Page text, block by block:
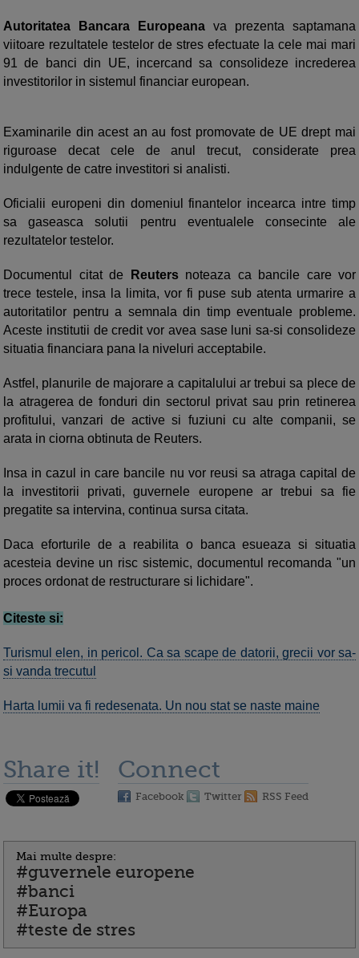
Autoritatea Bancara Europeana va prezenta saptamana
viitoare rezultatele testelor de stres efectuate la cele mai mari
91 de banci din UE, incercand sa consolideze increderea
investitorilor in sistemul financiar european.
Examinarile din acest an au fost promovate de UE drept mai
riguroase decat cele de anul trecut, considerate prea
indulgente de catre investitori si analisti.
Oficialii europeni din domeniul finantelor incearca intre timp
sa gaseasca solutii pentru eventualele consecinte ale
rezultatelor testelor.
Documentul citat de Reutersnoteaza ca bancile care vor
trece testele, insa la limita, vor fi puse sub atenta urmarire a
autoritatilor pentru a semnala din timp eventuale probleme.
Aceste institutii de credit vor avea sase luni sa-si consolideze
situatia financiara pana la niveluri acceptabile.
Astfel, planurile de majorare a capitalului ar trebui sa plece de
la atragerea de fonduri din sectorul privat sau prin retinerea
profitului, vanzari de active si fuziuni cu alte companii, se
arata in ciorna obtinuta de Reuters.
Insa in cazul in care bancile nu vor reusi sa atraga capital de
la investitorii privati, guvernele europene ar trebui sa fie
pregatite sa intervina, continua sursa citata.
Daca eforturile de a reabilita o banca esueaza si situatia
acesteia devine un risc sistemic, documentul recomanda "un
proces ordonat de restructurare si lichidare".
Citeste si:
Turismul elen, in pericol. Ca sa scape de datorii, grecii vor sa-
si vanda trecutul
Harta lumii va fi redesenata. Un nou stat se naste maine
Share it! Connect
Facebook Twitter RSS Feed
Mai multe despre:
#guvernele europene
#banci
#Europa
#teste de stres